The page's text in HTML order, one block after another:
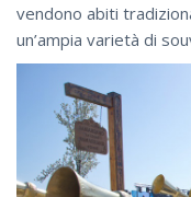
vendono abiti
un’ampia varietà di